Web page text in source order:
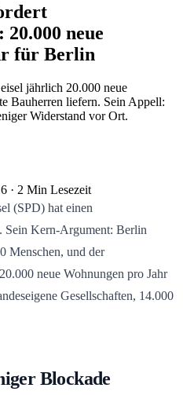
20.000 neue
für Berlin
jährlich 20.000 neue
Bauherren liefern. Sein Appell:
Widerstand vor Ort.
· 2 Min Lesezeit
(SPD) hat einen
Sein Kern-Argument: Berlin
Menschen, und der
neue Wohnungen pro Jahr
Gesellschaften, 14.000
Blockade